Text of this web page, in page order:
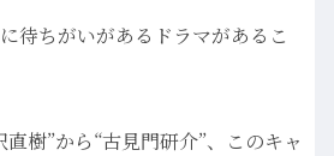
待ちがいがあるドラマがあるこ
樹”から“古見門研介”、このキャ